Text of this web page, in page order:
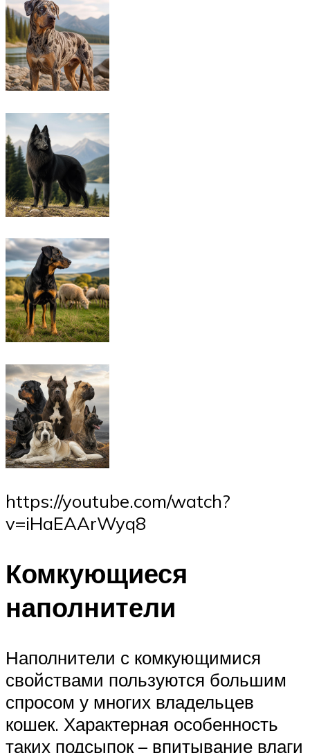
https://youtube.com/watch?
v=iHaEAArWyq8
Комкующиеся
наполнители
Наполнители с комкующимися
свойствами пользуются большим
спросом у многих владельцев
кошек. Характерная особенность
таких подсыпок – впитывание влаги